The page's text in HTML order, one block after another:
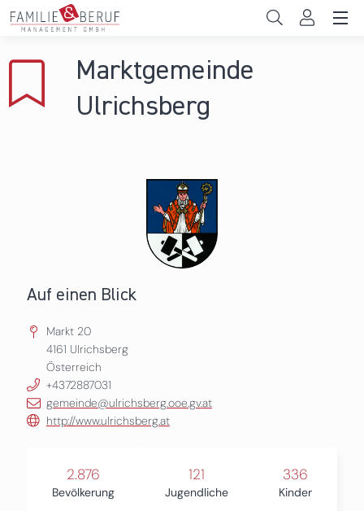
Direkt zum Inhalt
Gemeinden
Marktgemeinde
Ulrichsberg
Auf einen Blick
Markt 20
4161 Ulrichsberg
Österreich
+4372887031
gemeinde@ulrichsberg.ooe.gv.at
http://www.ulrichsberg.at
2.876
Bevölkerung
121
Jugendliche
336
Kinder